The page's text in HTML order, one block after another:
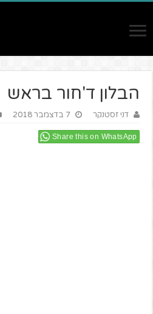
הבלון ד'חור בראש
דני זסטנקר 7 בדצמבר 2018
Share this on WhatsApp